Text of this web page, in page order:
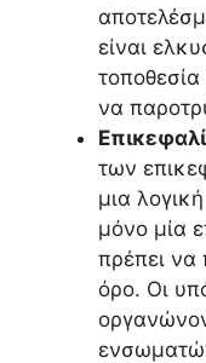
είναι
να
των
μια
μόνο μία
πρέπει να
όρο. Οι